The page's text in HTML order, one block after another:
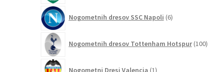
Nogometnih dresov SSC Napoli 6izdelkov
Nogometnih dresov Tottenham Hotspur 100
Nogometni Dresi Valencia 1